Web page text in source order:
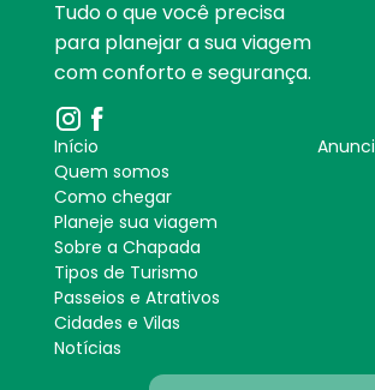
Tudo o que você precisa
para planejar a sua viagem
com conforto e segurança.
Início
Quem somos
Como chegar
Planeje sua viagem
Sobre a Chapada
Tipos de Turismo
Passeios e Atrativos
Cidades e Vilas
Notícias